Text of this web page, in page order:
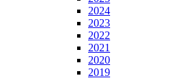
2024
2023
2022
2021
2020
2019